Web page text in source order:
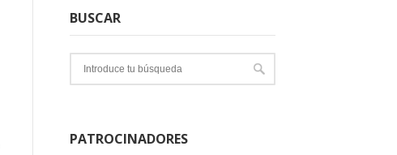
BUSCAR
PATROCINADORES